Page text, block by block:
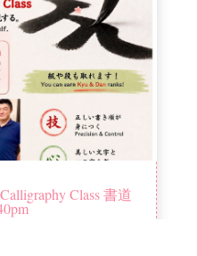
Calligraphy Class 書道